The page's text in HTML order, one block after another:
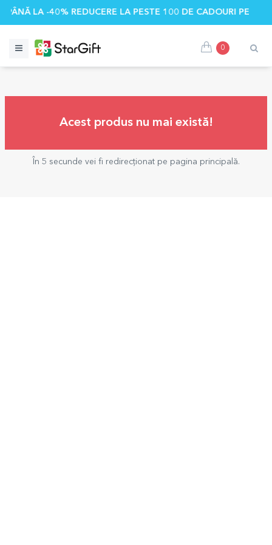
PÂNĂ LA -40% REDUCERE LA PESTE 100 DE CADOURI
0
Acest produs nu mai există!
În 5 secunde vei fi redirecționat pe pagina principală.